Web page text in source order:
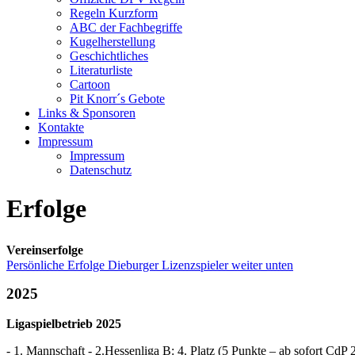
Regeln Kurzform
ABC der Fachbegriffe
Kugelherstellung
Geschichtliches
Literaturliste
Cartoon
Pit Knorr´s Gebote
Links & Sponsoren
Kontakte
Impressum
Impressum
Datenschutz
Erfolge
Vereinserfolge
Persönliche Erfolge Dieburger Lizenzspieler weiter unten
2025
Ligaspielbetrieb 2025
- 1. Mannschaft - 2.Hessenliga B: 4. Platz (5 Punkte – ab sofort CdP